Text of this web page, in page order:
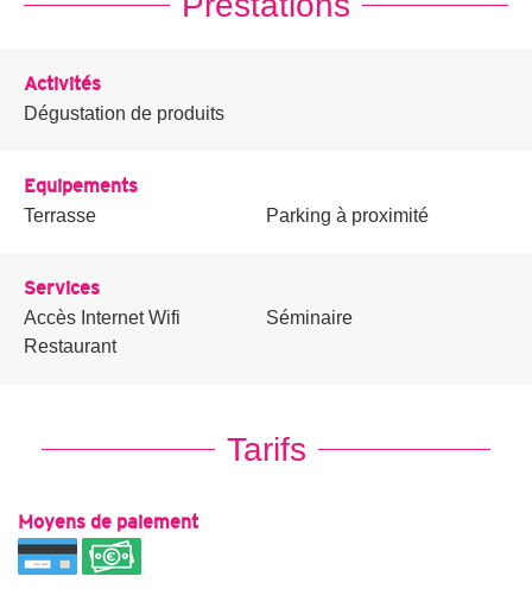
Activités
Dégustation de produits
Equipements
Terrasse Parking à proximité
Services
Accès Internet Wifi
Restaurant
Séminaire
Tarifs
Moyens de paiement